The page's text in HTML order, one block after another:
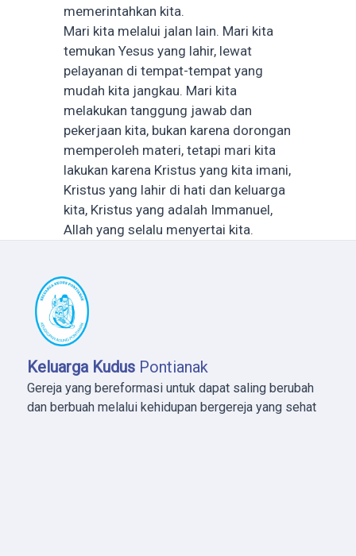
memerintahkan kita.
Mari kita melalui jalan lain. Mari kita
temukan Yesus yang lahir, lewat
pelayanan di tempat-tempat yang
mudah kita jangkau. Mari kita
melakukan tanggung jawab dan
pekerjaan kita, bukan karena dorongan
memperoleh materi, tetapi mari kita
lakukan karena Kristus yang kita imani,
Kristus yang lahir di hati dan keluarga
kita, Kristus yang adalah Immanuel,
Allah yang selalu menyertai kita.
Keluarga Kudus Pontianak
Gereja yang bereformasi untuk dapat saling berubah
dan berbuah melalui kehidupan bergereja yang sehat